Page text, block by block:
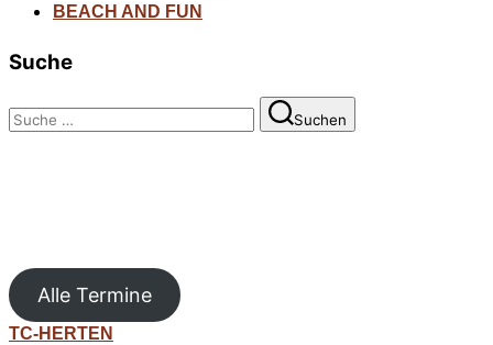
BEACH AND FUN
Suche
Suchen
nach:
Suchen
Alle Termine
Zum
TC-HERTEN